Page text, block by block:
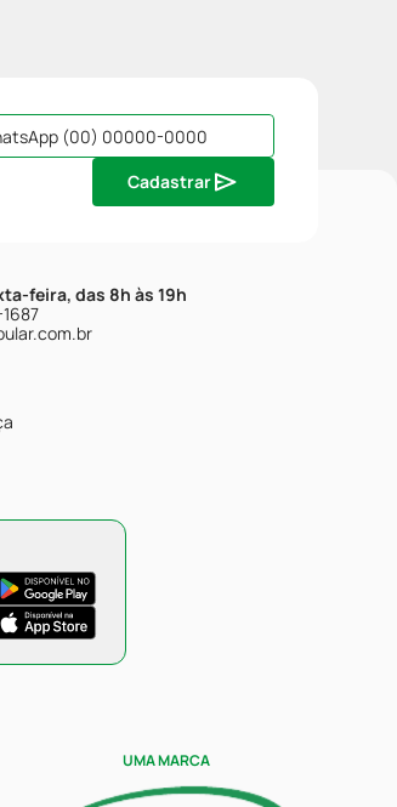
Cadastrar
feira, das 8h às 19h
UMA MARCA